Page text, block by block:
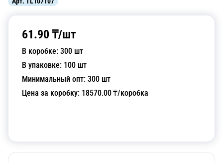
61.90 ₸/шт
В коробке: 300 шт
В упаковке: 100 шт
Минимальный опт: 300 шт
Цена за коробку: 18570.00₸/коробка